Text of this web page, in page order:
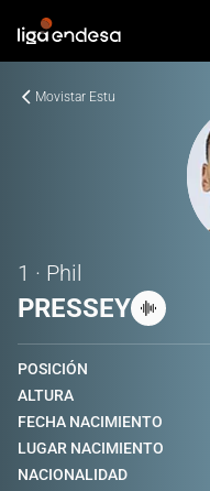
Movistar Estu
1 · Phil
PRESSEY
POSICIÓN
ALTURA
FECHA NACIMIENTO
LUGAR NACIMIENTO
NACIONALIDAD